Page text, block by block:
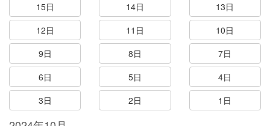
15日
14日
13日
12日
11日
10日
9日
8日
7日
6日
5日
4日
3日
2日 1日